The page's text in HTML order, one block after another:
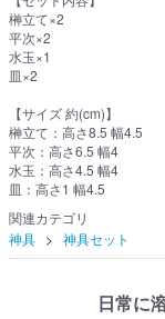
榊立て×2
平次×2
水玉×1
皿×2
【サイズ 約(cm)】
榊立て：高さ8.5 幅4.5
平次：高さ6.5 幅4
水玉：高さ4.5 幅4
皿：高さ1 幅4.5
関連カテゴリ
神具
神具セット
日常に